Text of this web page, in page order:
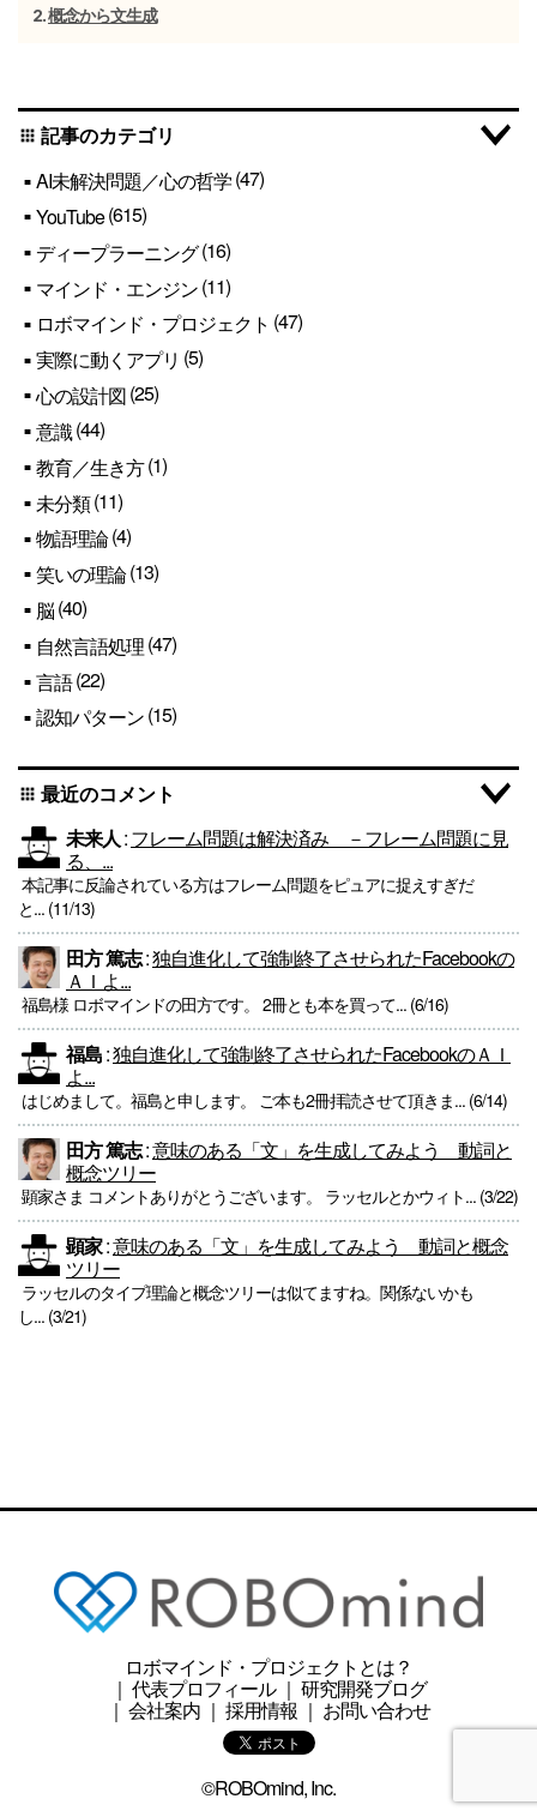
概念から文生成
apps 記事のカテゴリ
AI未解決問題／心の哲学(47)
YouTube(615)
ディープラーニング(16)
マインド・エンジン(11)
ロボマインド・プロジェクト (47)
実際に動くアプリ (5)
心の設計図(25)
意識(44)
教育／生き方(1)
未分類(11)
物語理論(4)
笑いの理論(13)
脳(40)
自然言語処理(47)
言語(22)
認知パターン(15)
apps 最近のコメント
未来人:フレーム問題は解決済み －フレーム問題に見
る、...
本記事に反論されている方はフレーム問題をピュアに捉えすぎだ
と... (11/13)
田方 篤志:独自進化して強制終了させられたFacebookの
ＡＩよ...
福島様 ロボマインドの田方です。 2冊とも本を買って... (6/16)
福島:独自進化して強制終了させられたFacebookのＡＩ
よ...
はじめまして。福島と申します。 ご本も2冊拝読させて頂きま... (6/14)
田方 篤志:意味のある「文」を生成してみよう 動詞と
概念ツリー
顕家さま コメントありがとうございます。 ラッセルとかウィト... (3/22)
顕家:意味のある「文」を生成してみよう 動詞と概念
ツリー
ラッセルのタイプ理論と概念ツリーは似てますね。関係ないかも
し... (3/21)
ロボマインド・プロジェクトとは？
｜ 代表プロフィール｜ 研究開発ブログ
｜ 会社案内 ｜ 採用情報 ｜ お問い合わせ
©ROBOmind, Inc.